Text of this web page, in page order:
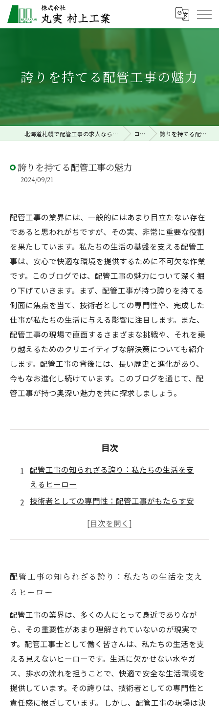
誇りを持てる配管工事の魅力
北海道札幌で配管工事の求人なら株式会社丸実村上工業 コラム 誇りを持てる配管工事の魅力
誇りを持てる配管工事の魅力
2024/09/21
配管工事の業界には、一般的にはあまり目立たない存在
であると思われがちですが、その実、非常に重要な役割
を果たしています。私たちの生活の基盤を支える配管工
事は、安心で快適な環境を提供するために不可欠な作業
です。このブログでは、配管工事の魅力について深く掘
り下げていきます。まず、配管工事が持つ誇りを持てる
側面に焦点を当て、技術者としての専門性や、完成した
仕事が私たちの生活に与える影響に注目します。また、
配管工事の現場で直面するさまざまな挑戦や、それを乗
り越えるためのクリエイティブな解決策についても紹介
します。配管工事の背後には、長い歴史と進化があり、
今もなお進化し続けています。このブログを通じて、配
管工事が持つ奥深い魅力を共に探求しましょう。
目次
配管工事の知られざる誇り：私たちの生活を支
えるヒーロー
技術者としての専門性：配管工事がもたらす安
挑戦とクリエイティビティ：現場での苦労とそ
過去から現在へ：配管工事の歴史とその重要性
未来の配管工事：新しい役割とその展望
配管工事の魅力を再発見：誇りを持てる仕事の
意義
配管工事の知られざる誇り：私たちの生活を支え
るヒーロー
配管工事の業界は、多くの人にとって身近でありなが
ら、その重要性があまり理解されていないのが現実で
す。配管工事士として働く皆さんは、私たちの生活を支
える見えないヒーローです。生活に欠かせない水やガ
ス、排水の流れを担うことで、快適で安全な生活環境を
提供しています。その誇りは、技術者としての専門性と
責任感に根ざしています。 しかし、配管工事の現場は決